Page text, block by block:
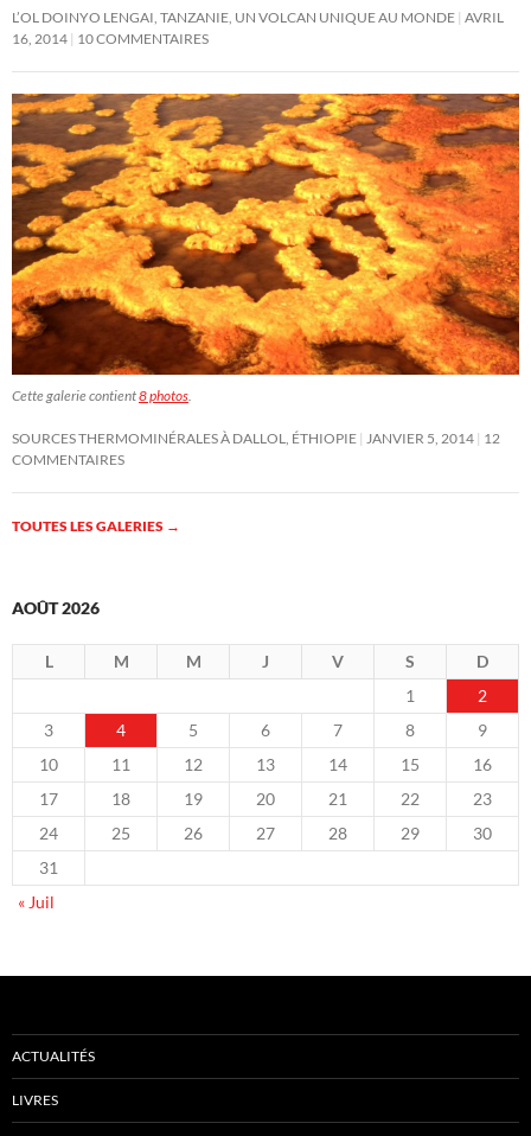
L’OL DOINYO LENGAI, TANZANIE, UN VOLCAN UNIQUE AU MONDE AVRIL
16, 2014 10 COMMENTAIRES
Cette galerie contient8 photos
SOURCES THERMOMINÉRALES À DALLOL, ÉTHIOPIE JANVIER 5, 2014 12
COMMENTAIRES
TOUTES LES GALERIES →
AOÛT 2026
L M M J V S
D
1
2
3
4 5 6 7 8
9
10
11 12 13 14 15
16
17
18 19 20 21 22
23
24
25 26 27 28 29
30
31
« Juil
ACTUALITÉS
LIVRES